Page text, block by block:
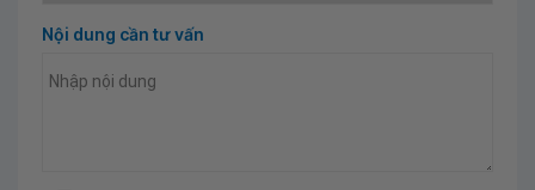
Nội dung cần tư vấn